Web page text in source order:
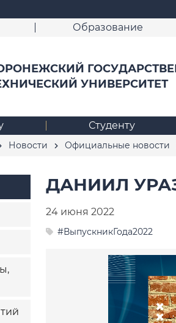
Образование
УНИВЕРСИТЕТ
Студенту
Новости Официальные новости
ДАНИИЛ
24 июня 2022
#ВыпускникГода2022